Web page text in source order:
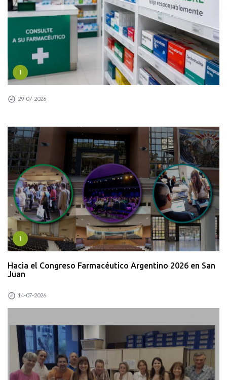
I
29-07-2026
I
Hacia el Congreso Farmacéutico Argentino 2026 en San
Juan
14-07-2026